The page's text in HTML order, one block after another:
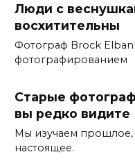
Люди с
восхитительны
Фотограф Brock
фотографированием
Старые
вы редко видите
Мы изучаем прошлое,
настоящее.